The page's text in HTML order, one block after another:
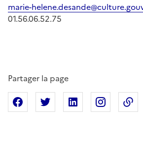
marie-
01.56.06.52.75
Partager la page
Partager sur Facebook
Partager sur XPartager sur